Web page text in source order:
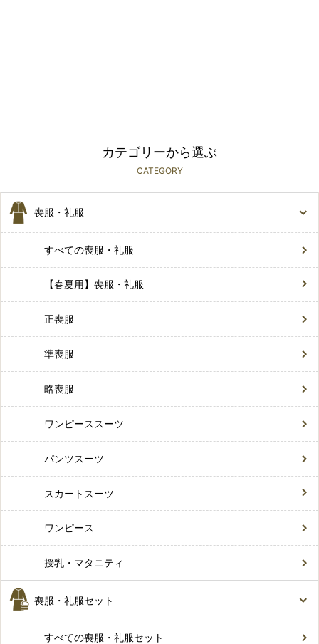
カテゴリーから選ぶ
CATEGORY
喪服・礼服
すべての喪服・礼服
【春夏用】喪服・礼服
正喪服
準喪服
略喪服
ワンピーススーツ
パンツスーツ
スカートスーツ
ワンピース
授乳・マタニティ
喪服・礼服セット
すべての喪服・礼服セット